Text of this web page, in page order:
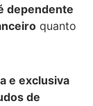
dependente
quanto
e exclusiva
de